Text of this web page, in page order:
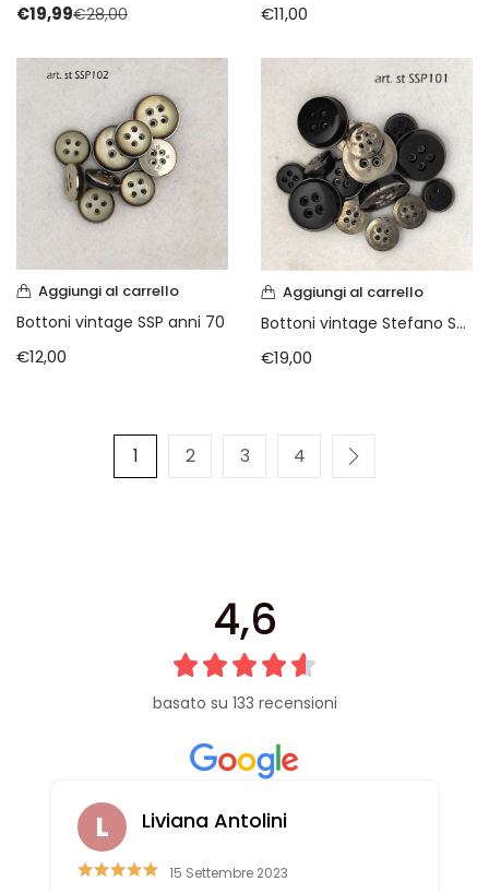
€19,99€28,00 €11,00
Aggiungi al carrello
Bottoni vintage SSP anni 70
€12,00
Aggiungi al carrello
Bottoni vintage Stefano Secondo Pavese
€19,00
1 2 3 4
4,6
basato su 133 recensioni
Liviana Antolini
15 Settembre 2023